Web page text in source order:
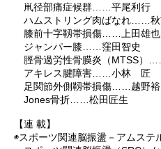
鼡径部痛症候群……平尾利行
ハムストリング肉ばなれ……秋
膝前十字靱帯損傷……上田雄
ジャンパー膝……窪田智史
脛骨過労性骨膜炎（MTSS）
アキレス腱障害……小林 匠
足関節外側靱帯損傷……越野裕
Jones骨折……松田匠生
【連 載】
◉スポーツ関連脳振盪－アムス